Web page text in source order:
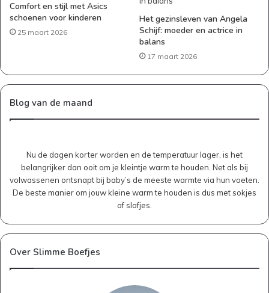
Comfort en stijl met Asics
schoenen voor kinderen
25 maart 2026
Het gezinsleven van Angela
Schijf: moeder en actrice in
balans
17 maart 2026
Blog van de maand
Nu de dagen korter worden en de temperatuur lager, is het
belangrijker dan ooit om je kleintje warm te houden. Net als bij
volwassenen ontsnapt bij baby’s de meeste warmte via hun voeten.
De beste manier om jouw kleine warm te houden is dus met sokjes
of slofjes.
Over Slimme Boefjes